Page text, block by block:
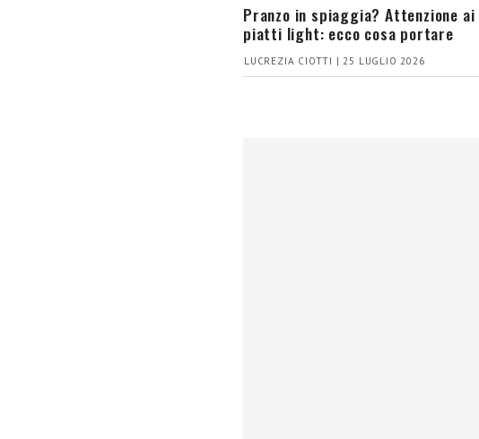
Pranzo in spiaggia? Attenzione
piatti light: ecco cosa portare
LUCREZIA CIOTTI | 25 LUGLIO 2026